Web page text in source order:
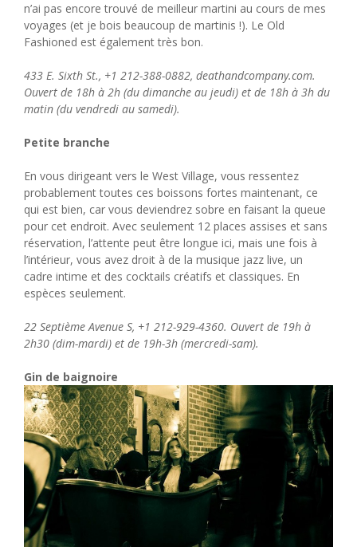
n’ai pas encore trouvé de meilleur martini au cours de mes
voyages (et je bois beaucoup de martinis !). Le Old
Fashioned est également très bon.
433 E. Sixth St., +1 212-388-0882, deathandcompany.com.
Ouvert de 18h à 2h (du dimanche au jeudi) et de 18h à 3h du
matin (du vendredi au samedi).
Petite branche
En vous dirigeant vers le West Village, vous ressentez
probablement toutes ces boissons fortes maintenant, ce
qui est bien, car vous deviendrez sobre en faisant la queue
pour cet endroit. Avec seulement 12 places assises et sans
réservation, l’attente peut être longue ici, mais une fois à
l’intérieur, vous avez droit à de la musique jazz live, un
cadre intime et des cocktails créatifs et classiques. En
espèces seulement.
22 Septième Avenue S, +1 212-929-4360. Ouvert de 19h à
2h30 (dim-mardi) et de 19h-3h (mercredi-sam).
Gin de baignoire